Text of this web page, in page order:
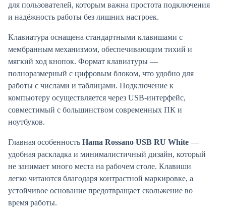
для пользователей, которым важна простота подключения
и надёжность работы без лишних настроек.
Клавиатура оснащена стандартными клавишами с
мембранным механизмом, обеспечивающим тихий и
мягкий ход кнопок. Формат клавиатуры —
полноразмерный с цифровым блоком, что удобно для
работы с числами и таблицами. Подключение к
компьютеру осуществляется через USB‑интерфейс,
совместимый с большинством современных ПК и
ноутбуков.
Главная особенность Hama Rossano USB RU White —
удобная раскладка и минималистичный дизайн, который
не занимает много места на рабочем столе. Клавиши
легко читаются благодаря контрастной маркировке, а
устойчивое основание предотвращает скольжение во
время работы.